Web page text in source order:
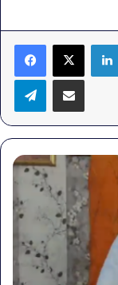
TelegramShare via Email